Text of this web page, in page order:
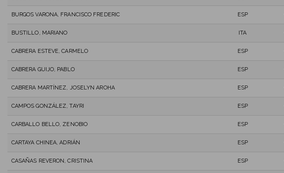
BURGOS VARONA, FRANCISCO FREDERIC ESP
BUSTILLO, MARIANO ITA
CABRERA ESTEVE, CARMELO ESP
CABRERA GUIJO, PABLO ESP
CABRERA MARTÍNEZ, JOSELYN AROHA ESP
CAMPOS GONZÁLEZ, TAYRI ESP
CARBALLO BELLO, ZENOBIO ESP
CARTAYA CHINEA, ADRIÁN ESP
CASAÑAS REVERON, CRISTINA ESP